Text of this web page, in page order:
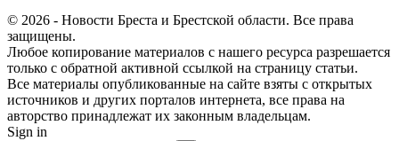
© 2026 - Новости Бреста и Брестской области. Все права
защищены.
Любое копирование материалов с нашего ресурса разрешается
только с обратной активной ссылкой на страницу статьи.
Все материалы опубликованные на сайте взяты с открытых
источников и других порталов интернета, все права на
авторство принадлежат их законным владельцам.
Sign in